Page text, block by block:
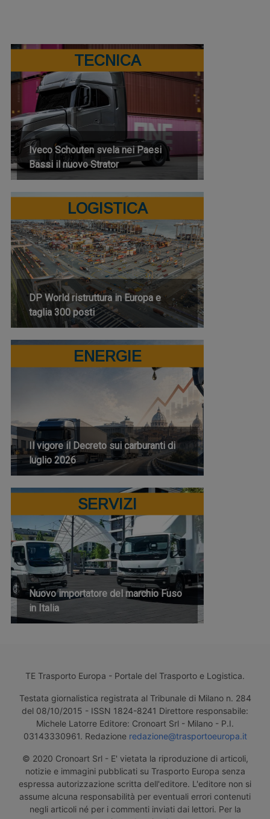
TECNICA
Iveco Schouten svela nei Paesi
Bassi il nuovo Strator
LOGISTICA
DP World ristruttura in Europa e
taglia 300 posti
ENERGIE
Il vigore il Decreto sui carburanti di
luglio 2026
SERVIZI
Nuovo importatore del marchio Fuso
in Italia
TE Trasporto Europa - Portale del Trasporto e Logistica.
Testata giornalistica registrata al Tribunale di Milano n. 284
del 08/10/2015 - ISSN 1824-8241 Direttore responsabile:
Michele Latorre Editore: Cronoart Srl - Milano - P.I.
03143330961. Redazione redazione@trasportoeuropa.it
© 2020 Cronoart Srl - E' vietata la riproduzione di articoli,
notizie e immagini pubblicati su Trasporto Europa senza
espressa autorizzazione scritta dell'editore. L'editore non si
assume alcuna responsabilità per eventuali errori contenuti
negli articoli né per i commenti inviati dai lettori. Per la